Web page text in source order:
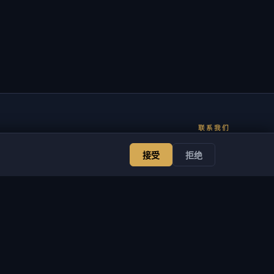
联系我们
Discord Email
网站与机器人开发
接受 拒绝